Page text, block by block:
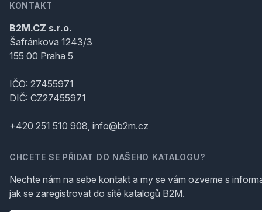
KONTAKT
B2M.CZ s.r.o.
Šafránkova 1243/3
155 00 Praha 5
IČO: 27455971
DIČ: CZ27455971
+420 251 510 908, info@b2m.cz
CHCETE SE PŘIDAT DO NAŠEHO KATALOGU?
Nechte nám na sebe kontakt a my se vám ozveme s
jak se zaregistrovat do sítě katalogů B2M.